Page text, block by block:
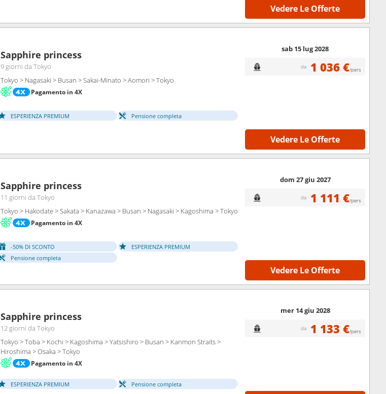
Vedere Le Offerte
Sapphire princess
9 giorni da Tokyo
Tokyo > Nagasaki > Busan > Sakai-Minato > Aomori > Tokyo
Pagamento in 4X
ESPERIENZA PREMIUM Pensione completa
sab 15 lug 2028
da 1 036 €/pers
Vedere Le Offerte
Sapphire princess
11 giorni da Tokyo
Tokyo > Hakodate > Sakata > Kanazawa > Busan > Nagasaki > Kagoshima > Tokyo
Pagamento in 4X
-50% DI SCONTO
ESPERIENZA PREMIUM
Pensione completa
dom 27 giu 2027
da 1 111 €/pers
Vedere Le Offerte
Sapphire princess
12 giorni da Tokyo
Tokyo > Toba > Kochi > Kagoshima > Yatsishiro > Busan > Kanmon Straits >
Hiroshima > Osaka > Tokyo
Pagamento in 4X
ESPERIENZA PREMIUM Pensione completa
mer 14 giu 2028
da 1 133 €/pers